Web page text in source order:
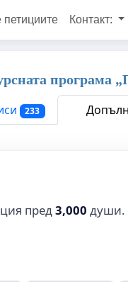
петициите Контакт:
233
пред 3,000 души.